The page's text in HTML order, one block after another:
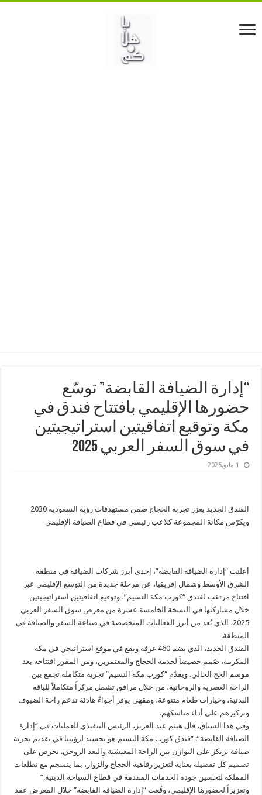
“إدارة الضيافة القابضة” توسّع
حضورها الإقليمي بافتتاح فندق في
مكة وتوقيع اتفاقيتين استراتيجيتين
في سوق السفر العربي 2025
1 مايو,2025
الفندق الجديد يعزز تجربة الحجاج ضمن مستهدفات رؤية السعودية 2030
ويكرّس مكانة المجموعة كلاعب رئيسي في قطاع الضيافة الإقليمي
أعلنت “إدارة الضيافة القابضة”، إحدى أبرز شركات الضيافة في منطقة
الشرق الأوسط وشمال إفريقيا، عن مرحلة جديدة من التوسع الإقليمي عبر
افتتاح مرتقب لفندق “كورب مكة النسيم”، وتوقيع اتفاقيتين استراتيجيتين
خلال مشاركتها في النسخة الخامسة عشرة من معرض سوق السفر العربي
2025، الذي يُعد من أبرز الفعاليات المتخصصة في صناعة السفر والضيافة في
المنطقة.
الفندق الجديد، الذي يضم 460 غرفة ويقع في موقع استراتيجي في مكة
المكرمة، صُمم خصيصاً لخدمة الحجاج والمعتمرين، ومن المقرر افتتاحه بعد
موسم الحج الحالي. ويقدّم “كورب مكة النسيم” تجربة متكاملة تجمع بين
الراحة العصرية والروحانية، من خلال مرافق تشمل مركزاً متكاملاً للياقة
البدنية، وخيارات طعام متنوعة، ومقهى يوفر أجواءً هادئة تدعم راحة الضيوف
وتركيزهم على أداء مناسكهم.
وفي هذا السياق، قال هيثم عبد العزيز، الرئيس التنفيذي للعمليات في “إدارة
الضيافة القابضة”: “فندق كورب مكة النسيم هو تجسيد لرؤيتنا في تقديم تجربة
ضيافة ترتكز على التوازن بين الراحة المعيشية والبعد الروحي. نحرص على
تصميم كل تفصيلة بعناية لتعزيز رفاهية الحجاج والزوار، بما ينسجم مع تطلعات
المملكة لتحسين جودة الخدمات المقدمة في قطاع السياحة الدينية.”
وتعزيزاً لحضورها الإقليمي، وقّعت “إدارة الضيافة القابضة” خلال المعرض عقد